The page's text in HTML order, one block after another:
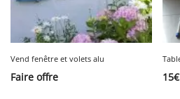
Vend fenêtre et volets alu
Faire offre 15€